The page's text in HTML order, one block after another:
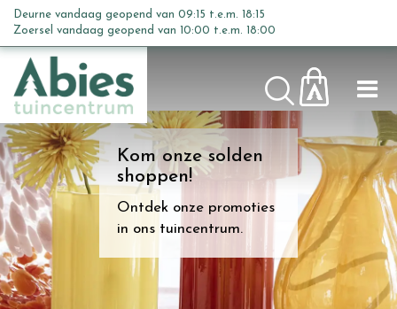
n
c
o
n
t
e
n
t
Kom onze solden
shoppen!
Ontdek onze promoties
in ons tuincentrum.
Deurne vandaag geopend van 09:15 t.e.m. 18:15
Zoersel vandaag geopend van 10:00 t.e.m. 18:00